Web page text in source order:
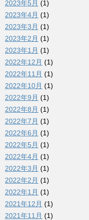
2023年5月 (1)
2023年4月 (1)
2023年3月 (1)
2023年2月 (1)
2023年1月 (1)
2022年12月 (1)
2022年11月 (1)
2022年10月 (1)
2022年9月 (1)
2022年8月 (1)
2022年7月 (1)
2022年6月 (1)
2022年5月 (1)
2022年4月 (1)
2022年3月 (1)
2022年2月 (1)
2022年1月 (1)
2021年12月 (1)
2021年11月 (1)